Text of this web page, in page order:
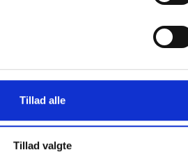
Tillad alle
Tillad valgte
Læg i kurv